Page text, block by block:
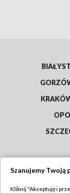
Szanujemy Twoją
Kliknij "Akceptuję i